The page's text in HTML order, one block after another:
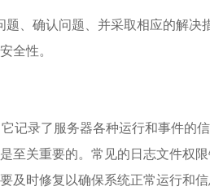
、确认问题、并采取相应的解决
全性。
记录了服务器各种运行和事件的
至关重要的。常见的日志文件权
时修复以确保系统正常运行和信